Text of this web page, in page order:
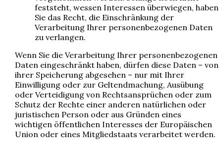
feststeht, wessen Interessen überwiegen, haben
Sie das Recht, die Einschränkung der
Verarbeitung Ihrer personenbezogenen Daten
zu verlangen.
Wenn Sie die Verarbeitung Ihrer personenbezogenen
Daten eingeschränkt haben, dürfen diese Daten – von
ihrer Speicherung abgesehen – nur mit Ihrer
Einwilligung oder zur Geltendmachung, Ausübung
oder Verteidigung von Rechtsansprüchen oder zum
Schutz der Rechte einer anderen natürlichen oder
juristischen Person oder aus Gründen eines
wichtigen öffentlichen Interesses der Europäischen
Union oder eines Mitgliedstaats verarbeitet werden.